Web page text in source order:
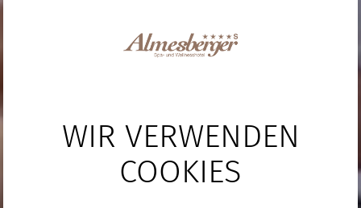
WIR VERWENDEN
COOKIES